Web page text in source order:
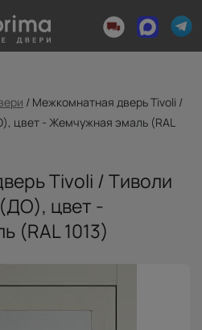
/ Межкомнатная дверь Tivoli /
цвет - Жемчужная эмаль (RAL
Tivoli / Тиволи
цвет -
(RAL 1013)